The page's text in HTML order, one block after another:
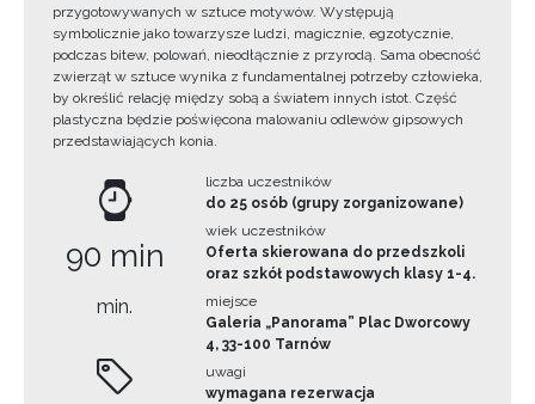
przygotowywanych w sztuce motywów. Występują
symbolicznie jako towarzysze ludzi, magicznie, egzotycznie,
podczas bitew, polowań, nieodłącznie z przyrodą. Sama obecność
zwierząt w sztuce wynika z fundamentalnej potrzeby człowieka,
by określić relację między sobą a światem innych istot. Część
plastyczna będzie poświęcona malowaniu odlewów gipsowych
przedstawiających konia.
90 min
min.
liczba uczestników
do 25 osób (grupy zorganizowane)
wiek uczestników
Oferta skierowana do przedszkoli
oraz szkół podstawowych klasy 1-4.
miejsce
Galeria „Panorama” Plac Dworcowy
4, 33-100 Tarnów
uwagi
wymagana rezerwacja